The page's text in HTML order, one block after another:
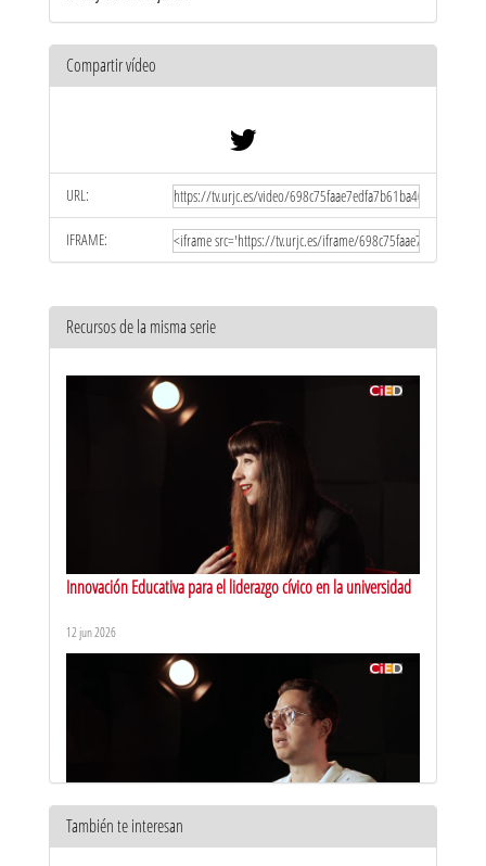
Compartir vídeo
URL:
IFRAME:
Recursos de la misma serie
Innovación Educativa para el liderazgo cívico en la universidad
12 jun 2026
También te interesan